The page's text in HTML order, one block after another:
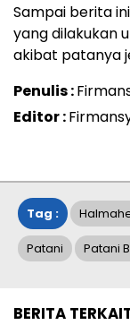
Sampai berita
yang dilakukan
akibat patanya
Penulis :
Editor :
Tag :
Patani Patani
BERITA